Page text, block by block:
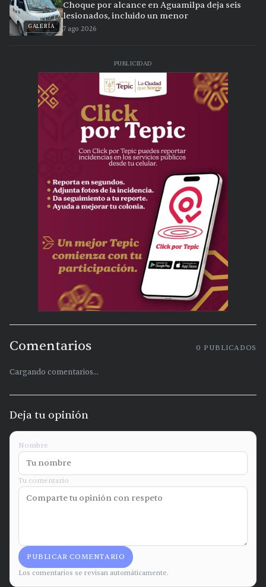
GALERÍA
Choque por alcance en Aguamilpa deja seis
lesionados, incluido un menor
7 ago 2026
PUBLICIDAD
Comentarios 0 PUBLICADOS
Cargando comentarios...
Deja tu opinión
Nombre
Tu comentario
PUBLICAR COMENTARIO
Los comentarios se revisan automáticamente.